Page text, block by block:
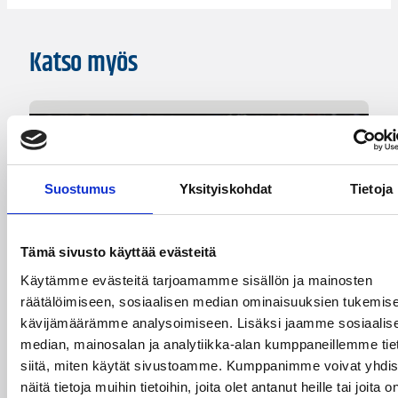
Suostumus Yksityiskohdat Tietoja
Tämä sivusto käyttää evästeitä
Käytämme evästeitä tarjoamamme sisällön ja mainosten
räätälöimiseen, sosiaalisen median ominaisuuksien
kävijämäärämme analysoimiseen. Lisäksi jaamme
median, mainosalan ja analytiikka-alan kumppaneillemme
siitä, miten käytät sivustoamme. Kumppanimme voivat
näitä tietoja muihin tietoihin, joita olet antanut heille tai joita
Katso myös
Korisliiga 07.08.2026 09:23